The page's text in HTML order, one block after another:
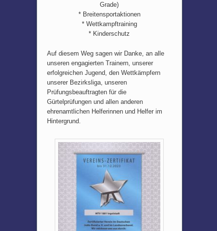
Grade)
* Breitensportaktionen
* Wettkampftraining
* Kinderschutz
Auf diesem Weg sagen wir Danke, an alle
unseren engagierten Trainern, unserer
erfolgreichen Jugend, den Wettkämpfern
unserer Bezirksliga, unseren
Prüfungsbeauftragten für die
Gürtelprüfungen und allen anderen
ehrenamtlichen Helferinnen und Helfer im
Hintergrund.